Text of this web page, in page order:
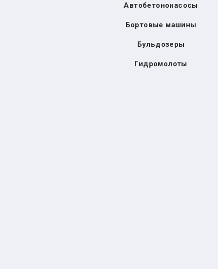
Автобетононасосы
Бортовые машины
Бульдозеры
Гидромолоты